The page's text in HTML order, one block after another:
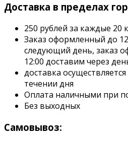
Доставка в пределах
250 рублей за каждые 20
Заказ оформленный до
следующий день, заказ
12:00 доставим через
доставка
течении дня
Оплата наличными при
Без выходных
Самовывоз: